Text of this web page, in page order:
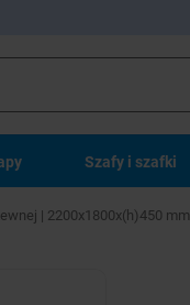
Szafy i szafki
| 2200x1800x(h)450 mm